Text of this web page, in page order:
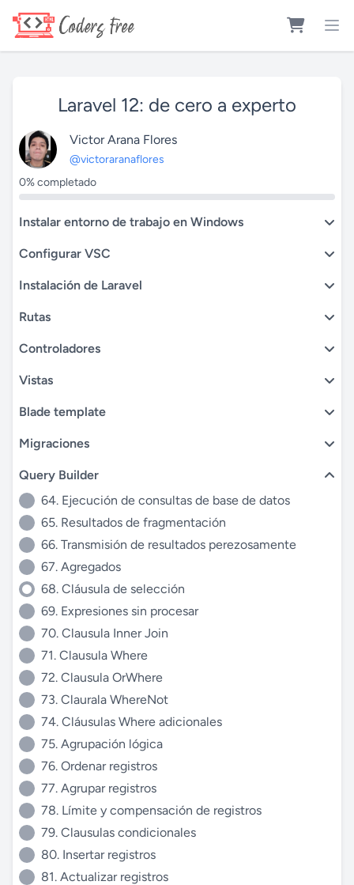
Laravel 12: de cero a experto
Victor Arana Flores
@victoraranaflores
0% completado
Instalar entorno de trabajo en Windows
Configurar VSC
Instalación de Laravel
Rutas
Controladores
Vistas
Blade template
Migraciones
Query Builder
64. Ejecución de consultas de base de datos
65. Resultados de fragmentación
66. Transmisión de resultados perezosamente
67. Agregados
68. Cláusula de selección
69. Expresiones sin procesar
70. Clausula Inner Join
71. Clausula Where
72. Clausula OrWhere
73. Claurala WhereNot
74. Cláusulas Where adicionales
75. Agrupación lógica
76. Ordenar registros
77. Agrupar registros
78. Límite y compensación de registros
79. Clausulas condicionales
80. Insertar registros
81. Actualizar registros